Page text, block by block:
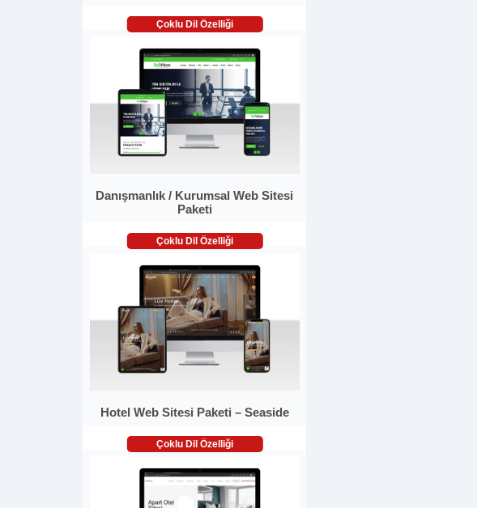
Çoklu Dil Özelliği
Danışmanlık / Kurumsal Web Sitesi
Paketi
Çoklu Dil Özelliği
Hotel Web Sitesi Paketi – Seaside
Çoklu Dil Özelliği